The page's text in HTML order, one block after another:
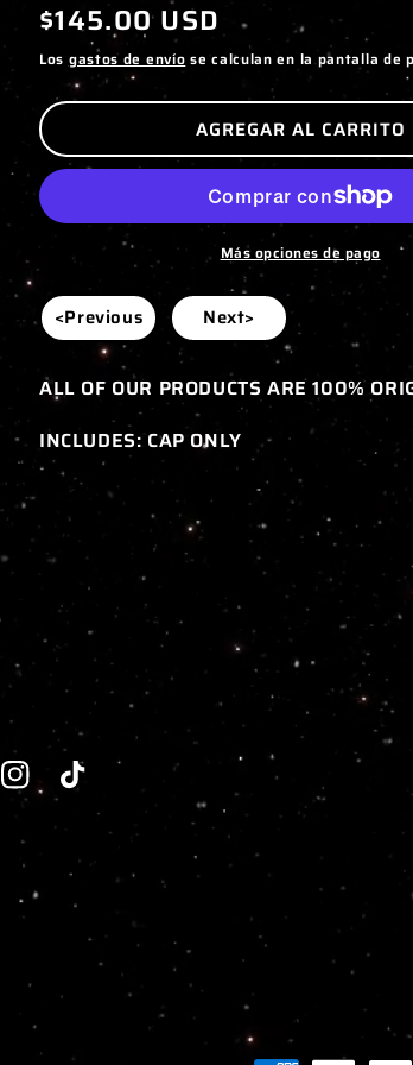
Precio
habitual
$145.00 USD
Los gastos de envío se calculan en la pantalla de
AGREGAR AL CARRITO
Más opciones de pago
<Previous Next>
ALL OF OUR PRODUCTS ARE 100%
INCLUDES: CAP ONLY
InstagramTikTok